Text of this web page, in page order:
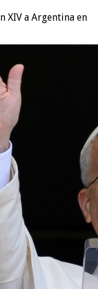
XIV a Argentina en